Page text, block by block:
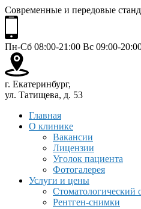
Современные и передовые
Пн-Сб 08:00-21:00 Вс 09:00-
г. Екатеринбург,
ул. Татищева, д. 53
Главная
О клинике
Вакансии
Лицензии
Уголок пациента
Фотогалерея
Услуги и цены
Стоматологический
Рентген-снимки